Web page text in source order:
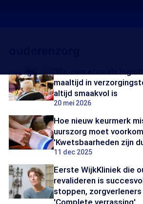
maaltijd in
altijd smaakvol is
20 mei 2026
Hoe nieuw keurmerk
uurszorg moet
'Kwetsbaarheden zijn
11 dec 2025
Eerste WijkKliniek die
revalideren is
stoppen,
'Complete verrassing'